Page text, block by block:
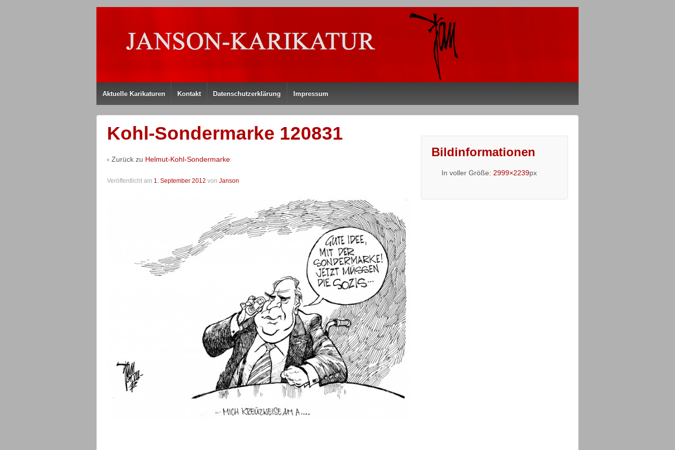
Aktuelle Karikaturen Kontakt Datenschutzerklärung Impressum
Kohl-Sondermarke 120831
‹ Zurück zu Helmut-Kohl-Sondermarke
Veröffentlicht am 1. September 2012 von Janson
Bildinformationen
In voller Größe: 2999×2239px